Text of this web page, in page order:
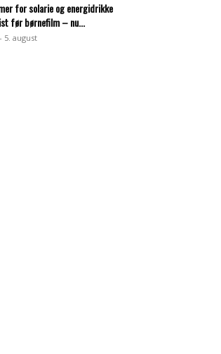
for solarie og energidrikke
før børnefilm – nu...
5. august